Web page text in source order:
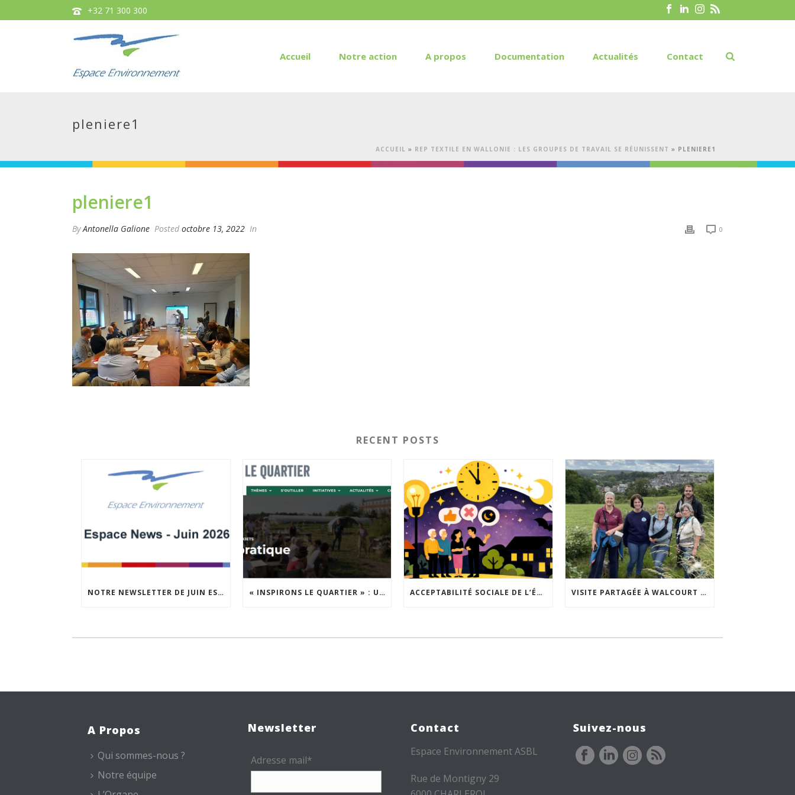
+32 71 300 300
Accueil Notre action A propos Documentation Actualités Contact
pleniere1
ACCUEIL » REP TEXTILE EN WALLONIE : LES GROUPES DE TRAVAIL SE RÉUNISSENT » PLENIERE1
pleniere1
ByAntonella Galione Posted octobre 13, 2022 In 0
RECENT POSTS
NOTRE NEWSLETTER DE JUIN EST EN LIGNE ! « INSPIRONS LE QUARTIER » : UN NOUVEL APPEL À PROJETS EST LANCÉ ! ACCEPTABILITÉ SOCIALE DE L’ÉCLAIRAGE NOCTURNE : LE REPLAY EST DISPONIBLE VISITE PARTAGÉE À WALCOURT : UNE DÉMARCHE PARTICIPATIVE ANIMÉE PAR ESPACE ENVIRONNEMENT
A Propos
Qui sommes-nous ?
Notre équipe
Newsletter
Adresse mail*
Contact
Espace Environnement ASBL
Rue de Montigny 29
Suivez-nous